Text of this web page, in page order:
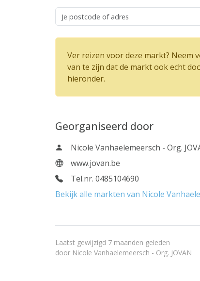
Ver reizen voor deze markt?
van te zijn dat de markt ook echt
hieronder.
Georganiseerd door
Nicole Vanhaelemeersch - Org.
www.jovan.be
Tel.nr. 0485104690
Bekijk alle markten van Nicole
Laatst gewijzigd 7 maanden geleden
door Nicole Vanhaelemeersch - Org. JOVAN